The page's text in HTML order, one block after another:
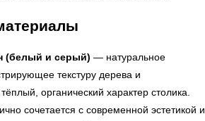
(белый и серый) — натуральное
текстуру дерева и
органический характер столика.
сочетается с современной эстетикой и